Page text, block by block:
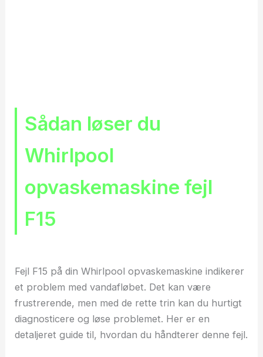
Sådan løser du
Whirlpool
opvaskemaskine fejl
F15
Fejl F15 på din Whirlpool opvaskemaskine indikerer
et problem med vandafløbet. Det kan være
frustrerende, men med de rette trin kan du hurtigt
diagnosticere og løse problemet. Her er en
detaljeret guide til, hvordan du håndterer denne fejl.